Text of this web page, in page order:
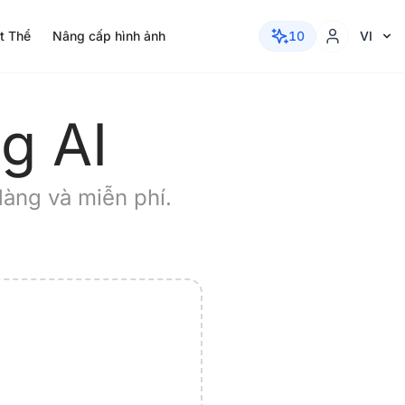
Thể Nâng cấp hình ảnh 10 VI
AI
và miễn phí.